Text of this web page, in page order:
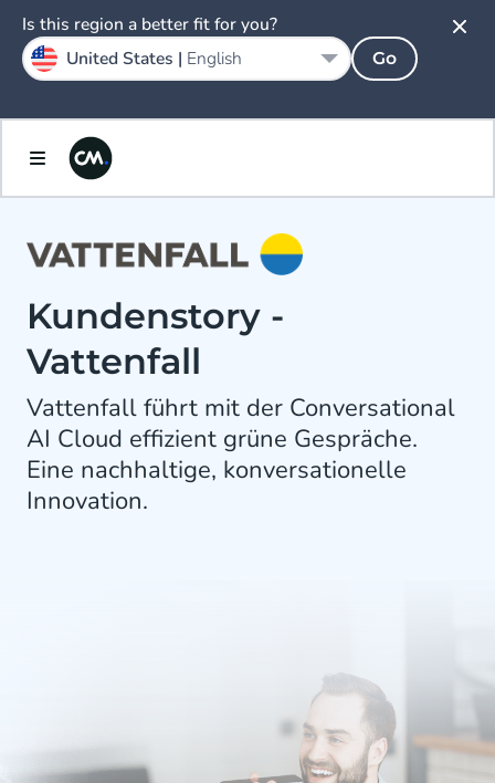
Kundenstory -
Vattenfall
Vattenfall führt mit der Conversational
AI Cloud effizient grüne Gespräche.
Eine nachhaltige, konversationelle
Innovation.
Is this region a better fit for you?
United States | English Go